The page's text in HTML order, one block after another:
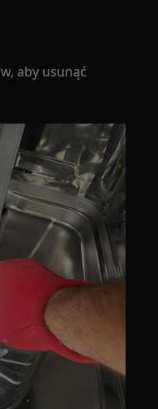
aby usunąć